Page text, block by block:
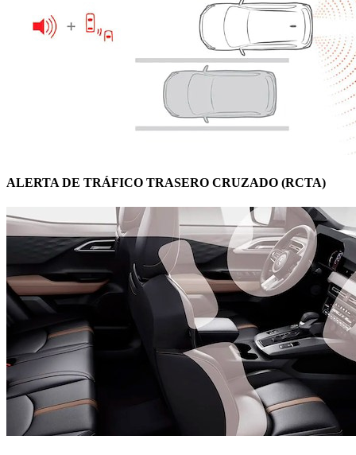
ALERTA DE TRÁFICO TRASERO CRUZADO (RCTA)